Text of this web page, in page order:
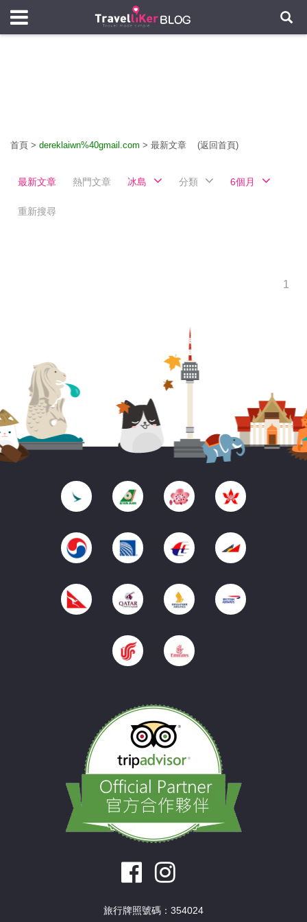
首頁 > dereklaiwn%40gmail.com > 最新文章 (返回首頁)
最新文章 熱門文章 冰島 分類 6個月
重新搜尋
1
旅行牌照號碼：354024